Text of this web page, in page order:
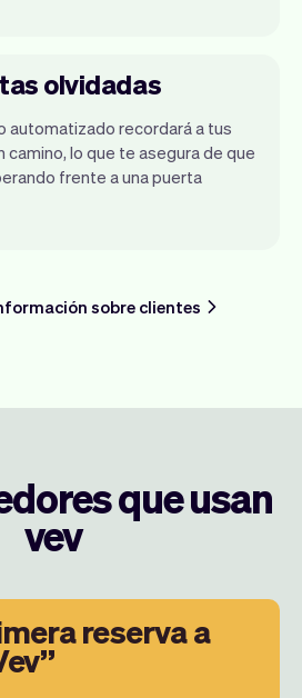
olvidadas
automatizado recordará a tus
lo que te asegura de que
frente a una puerta
sobre clientes
que usan
vev
reserva a